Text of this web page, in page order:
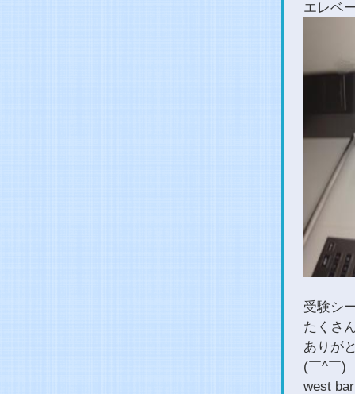
エレベ
受験シ
たくさ
ありが
(￣^￣)
west bar